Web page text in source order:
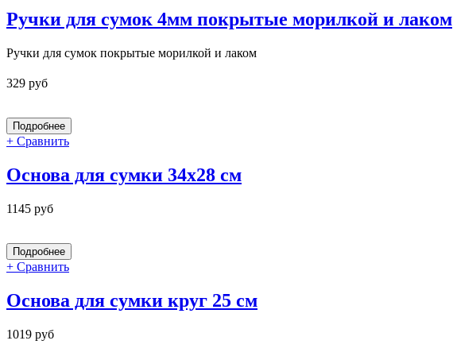
Ручки для сумок 4мм покрытые морилкой и лаком
Ручки для сумок покрытые морилкой и лаком
329 руб
+ Сравнить
Основа для сумки 34x28 см
1145 руб
+ Сравнить
Основа для сумки круг 25 см
1019 руб